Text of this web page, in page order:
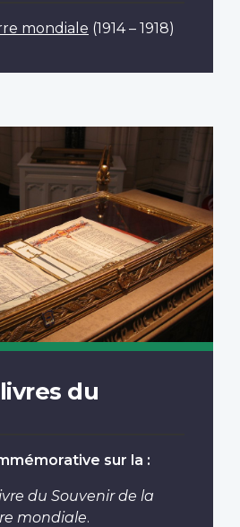
mondiale (1914 – 1918)
du
sur la :
du Souvenir de la
mondiale.